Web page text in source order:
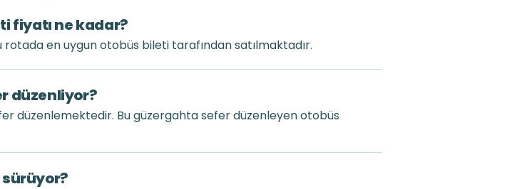
fiyatı ne kadar?
en uygun otobüs bileti tarafından satılmaktadır.
düzenliyor?
düzenlemektedir. Bu güzergahta sefer düzenleyen otobüs